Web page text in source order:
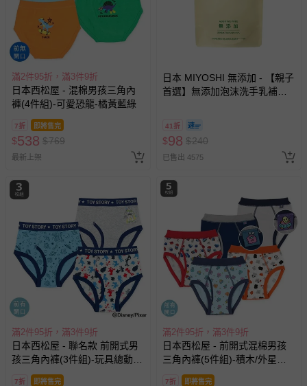
滿2件95折，滿3件9折
日本西松屋 - 混棉男孩三角內
褲(4件組)-可愛恐龍-橘黃藍綠
7折 即將售完
$538 $769
最新上架
日本 MIYOSHI 無添加 - 【親子
首選】無添加泡沫洗手乳補充
41折
$98 $240
已售出 4575
滿2件95折，滿3件9折
日本西松屋 - 聯名款 前開式男
孩三角內褲(3件組)-玩具總動
員-藍灰系
7折 即將售完
滿2件95折，滿3件9折
日本西松屋 - 前開式混棉男孩
三角內褲(5件組)-積木/外星人-
藍紅橘系
7折 即將售完